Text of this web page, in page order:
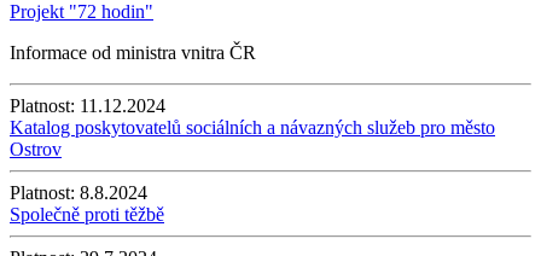
Projekt "72 hodin"
Informace od ministra vnitra ČR
Platnost: 11.12.2024
Katalog poskytovatelů sociálních a návazných služeb pro město
Ostrov
Platnost: 8.8.2024
Společně proti těžbě